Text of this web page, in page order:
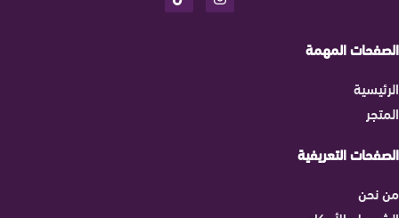
الصفحات المهمة
الرئيسية
المتجر
الصفحات التعريفية
من نحن